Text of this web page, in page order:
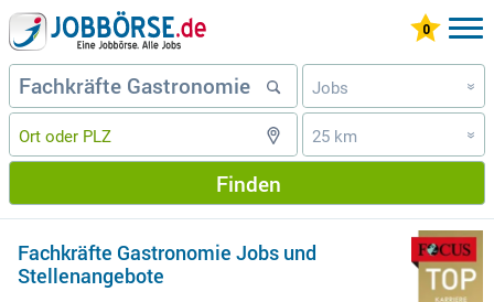
Jobs »
25 km »
Finden
Fachkräfte Gastronomie Jobs und
Stellenangebote